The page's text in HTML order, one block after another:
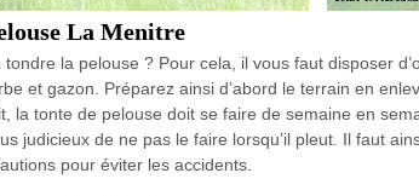
La Menitre
la pelouse ? Pour cela, il vous faut disposer
et gazon. Préparez ainsi d’abord le terrain en
la tonte de pelouse doit se faire de semaine en
judicieux de ne pas le faire lorsqu’il pleut. Il faut
pour éviter les accidents.